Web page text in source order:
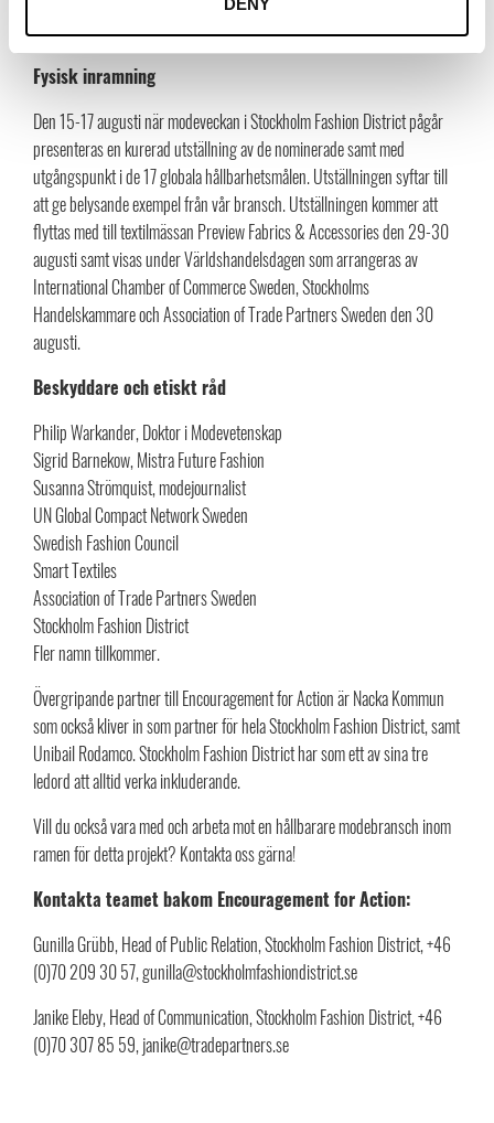
Ordföranden och jurygrupperna presenteras närmare den 18 juni.
Fysisk inramning
Den 15-17 augusti när modeveckan i Stockholm Fashion District pågår
presenteras en kurerad utställning av de nominerade samt med
utgångspunkt i de 17 globala hållbarhetsmålen. Utställningen syftar till
att ge belysande exempel från vår bransch. Utställningen kommer att
flyttas med till textilmässan Preview Fabrics & Accessories den 29-30
augusti samt visas under Världshandelsdagen som arrangeras av
International Chamber of Commerce Sweden, Stockholms
Handelskammare och Association of Trade Partners Sweden den 30
augusti.
Beskyddare och etiskt råd
Philip Warkander, Doktor i Modevetenskap
Sigrid Barnekow, Mistra Future Fashion
Susanna Strömquist, modejournalist
UN Global Compact Network Sweden
Swedish Fashion Council
Smart Textiles
Association of Trade Partners Sweden
Stockholm Fashion District
Fler namn tillkommer.
Övergripande partner till Encouragement for Action är Nacka Kommun
som också kliver in som partner för hela Stockholm Fashion District, samt
Unibail Rodamco. Stockholm Fashion District har som ett av sina tre
ledord att alltid verka inkluderande.
Vill du också vara med och arbeta mot en hållbarare modebransch inom
ramen för detta projekt? Kontakta oss gärna!
Kontakta teamet bakom Encouragement for Action:
Gunilla Grübb, Head of Public Relation, Stockholm Fashion District, +46
(0)70 209 30 57, gunilla@stockholmfashiondistrict.se
Janike Eleby, Head of Communication, Stockholm Fashion District, +46
(0)70 307 85 59, janike@tradepartners.se